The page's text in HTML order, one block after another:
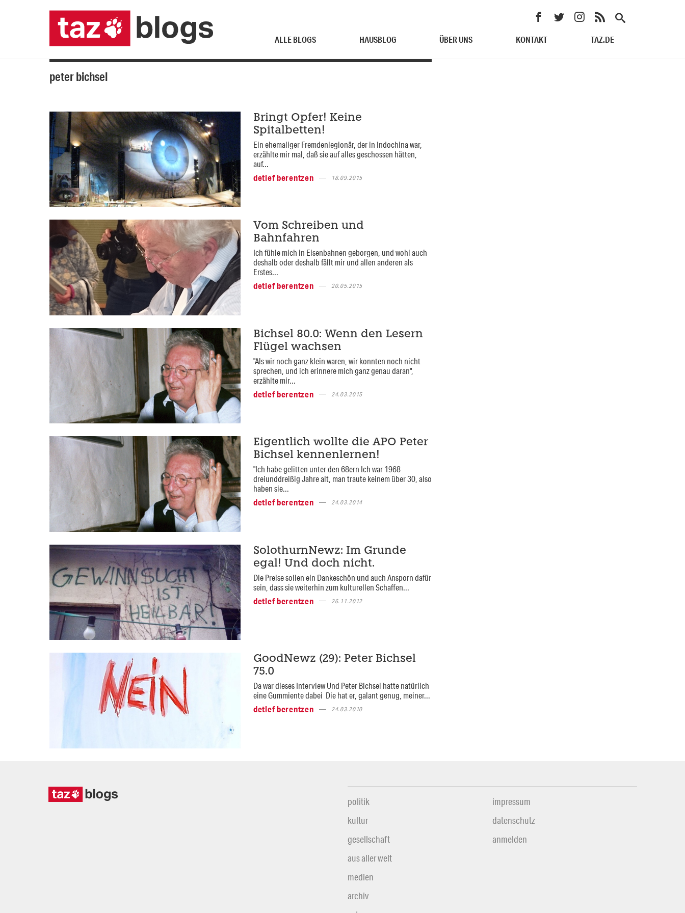
ALLE BLOGS HAUSBLOG ÜBER UNS KONTAKT TAZ.DE
peter bichsel
Bringt Opfer! Keine
Spitalbetten!
Ein ehemaliger Fremdenlegionär, der in Indochina war,
erzählte mir mal, daß sie auf alles geschossen hätten,
auf...
detlef berentzen
18.09.2015
Vom Schreiben und
Bahnfahren
Ich fühle mich in Eisenbahnen geborgen, und wohl auch
deshalb oder deshalb fällt mir und allen anderen als
Erstes...
detlef berentzen
20.05.2015
Bichsel 80.0: Wenn den Lesern
Flügel wachsen
"Als wir noch ganz klein waren, wir konnten noch nicht
sprechen, und ich erinnere mich ganz genau daran",
erzählte mir...
detlef berentzen
24.03.2015
Eigentlich wollte die APO Peter
Bichsel kennenlernen!
"Ich habe gelitten unter den 68ern Ich war 1968
dreiunddreißig Jahre alt, man traute keinem über 30, also
haben sie...
detlef berentzen
24.03.2014
SolothurnNewz: Im Grunde
egal! Und doch nicht.
Die Preise sollen ein Dankeschön und auch Ansporn dafür
sein, dass sie weiterhin zum kulturellen Schaffen...
detlef berentzen
26.11.2012
GoodNewz (29): Peter Bichsel
75.0
Da war dieses Interview Und Peter Bichsel hatte natürlich
eine Gummiente dabei Die hat er, galant genug, meiner...
detlef berentzen
24.03.2010
politik
kultur
gesellschaft
aus aller welt
medien
archiv
impressum
datenschutz
anmelden